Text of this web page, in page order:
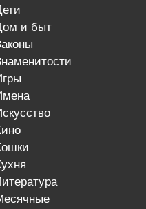
дети
дом и быт
законы
знаменитости
игры
имена
искусство
кино
кошки
кухня
литература
месячные